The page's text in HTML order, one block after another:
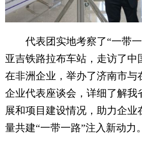
代表团实地考察了“一带
亚吉铁路拉布车站，走访了中
在非洲企业，举办了济南市与
企业代表座谈会，详细了解我
展和项目建设情况，助力企业
量共建“一带一路”注入新动力。